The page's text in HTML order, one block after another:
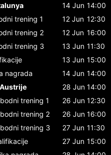
14 Jun 14:00
trening 1 12 Jun 12:30
trening 2 12 Jun 16:00
trening 3 13 Jun 11:30
13 Jun 15:00
nagrada 14 Jun 14:00
28 Jun 14:00
trening 1 26 Jun 12:30
trening 2 26 Jun 16:00
trening 3 27 Jun 11:30
27 Jun 15:00